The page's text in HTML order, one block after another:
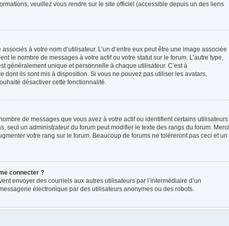
veuillez vous rendre sur le site officiel (accessible depuis un des liens
à votre nom d’utilisateur. L’un d’entre eux peut être une image associée
le nombre de messages à votre actif ou votre statut sur le forum. L’autre type,
généralement unique et personnelle à chaque utilisateur. C’est à
dont ils sont mis à disposition. Si vous ne pouvez pas utiliser les avatars,
désactiver cette fonctionnalité.
de messages que vous avez à votre actif ou identifient certains utilisateurs
seul un administrateur du forum peut modifier le texte des rangs du forum. Merci
votre rang sur le forum. Beaucoup de forums ne toléreront pas ceci et un
connecter ?
envoyer des courriels aux autres utilisateurs par l’intermédiaire d’un
électronique par des utilisateurs anonymes ou des robots.